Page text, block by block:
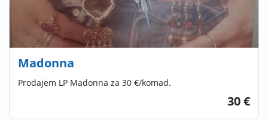
Madonna
Prodajem LP Madonna za 30 €/komad.
30 €